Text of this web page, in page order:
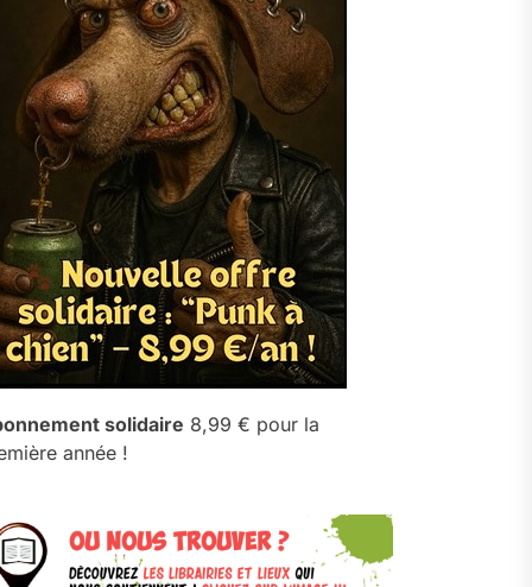
solidaire 8,99 € pour la
année !